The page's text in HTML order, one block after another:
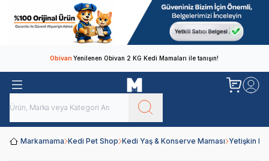
ObivanYenilenen Obivan 2 KG Kedi Mamaları ile tanışın!
Markamama Kedi Pet Shop Kedi Yaş & Konserve Maması Yetişkin